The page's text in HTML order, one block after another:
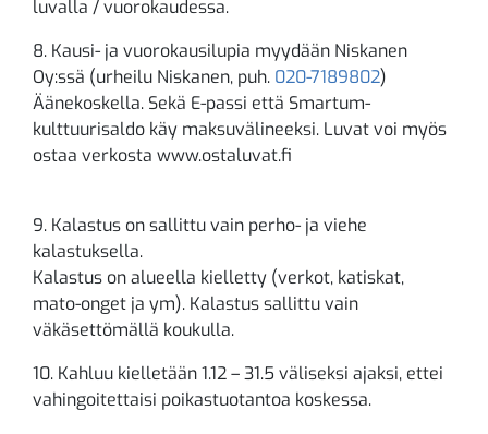
luvalla / vuorokaudessa.
8. Kausi- ja vuorokausilupia myydään Niskanen
Oy:ssä (urheilu Niskanen, puh. 020-7189802)
Äänekoskella. Sekä E-passi että Smartum-
kulttuurisaldo käy maksuvälineeksi. Luvat voi myös
ostaa verkosta www.ostaluvat.fi
9. Kalastus on sallittu vain perho- ja viehe
kalastuksella.
Kalastus on alueella kielletty (verkot, katiskat,
mato-onget ja ym). Kalastus sallittu vain
väkäsettömällä koukulla.
10. Kahluu kielletään 1.12 – 31.5 väliseksi ajaksi, ettei
vahingoitettaisi poikastuotantoa koskessa.